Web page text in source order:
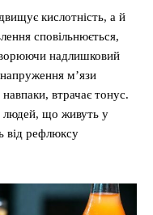
кислотність, а й
сповільнюється,
надлишковий
м’язи
втрачає тонус.
людей, що живуть у
від рефлюксу